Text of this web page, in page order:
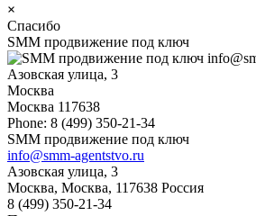
×
Спасибо
SMM продвижение под ключ
Азовская улица, 3
Москва
Москва 117638
Phone: 8 (499) 350-21-34
SMM продвижение под ключ
info@smm-agentstvo.ru
Азовская улица, 3
Москва, Москва, 117638 Россия
8 (499) 350-21-34